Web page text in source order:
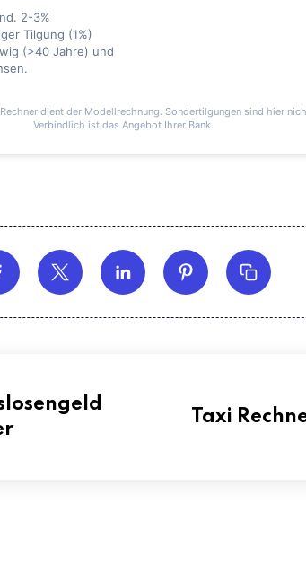
2-3%
Tilgung (1%)
(>40 Jahre) und
dient der Modellrechnung. Sondertilgungen sind hier
Verbindlich ist das Angebot Ihrer Bank.
Taxi